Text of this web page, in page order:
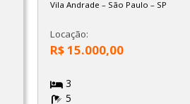
Vila Andrade– São Paulo– SP
Locação:
R$ 15.000,00
3
5